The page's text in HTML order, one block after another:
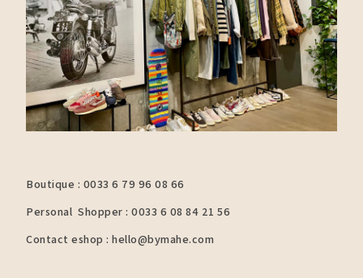
Boutique : 0033 6 79 96 08 66
Personal Shopper : 0033 6 08 84 21 56
Contact eshop : hello@bymahe.com